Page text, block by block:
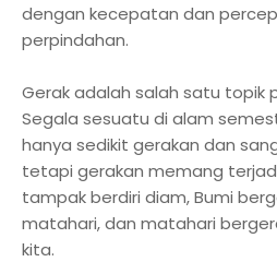
dengan kecepatan dan
perpindahan.
Gerak adalah salah satu topik
Segala sesuatu di alam
hanya sedikit gerakan dan
tetapi gerakan memang
tampak berdiri diam, Bumi
matahari, dan matahari
kita.